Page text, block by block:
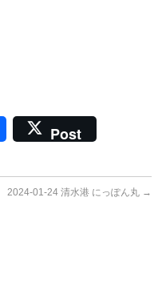
Post
2024-01-24 清水港 にっぽん丸 →